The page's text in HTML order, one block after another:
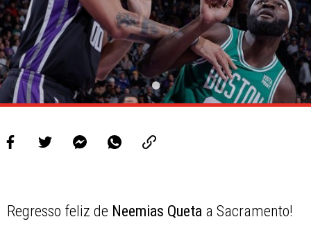
Regresso feliz de Neemias Queta a Sacramento!